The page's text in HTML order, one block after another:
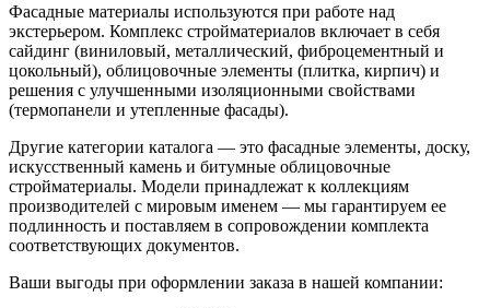
Фасадные материалы используются при работе над
экстерьером. Комплекс стройматериалов включает в себя
сайдинг (виниловый, металлический, фиброцементный и
цокольный), облицовочные элементы (плитка, кирпич) и
решения с улучшенными изоляционными свойствами
(термопанели и утепленные фасады).
Другие категории каталога — это фасадные элементы, доску,
искусственный камень и битумные облицовочные
стройматериалы. Модели принадлежат к коллекциям
производителей с мировым именем — мы гарантируем ее
подлинность и поставляем в сопровождении комплекта
соответствующих документов.
Ваши выгоды при оформлении заказа в нашей компании: